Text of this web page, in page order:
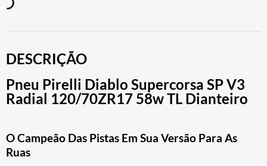
DESCRIÇÃO
Pneu Pirelli Diablo Supercorsa SP V3
Radial 120/70ZR17 58w TL Dianteiro
O Campeão Das Pistas Em Sua Versão Para As
Ruas